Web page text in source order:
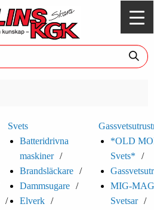
Svets
Batteridrivna
maskiner
Brandsläckare
Dammsugare
Elverk
*OLD
Svets*
MIG-MAG
Svetsar